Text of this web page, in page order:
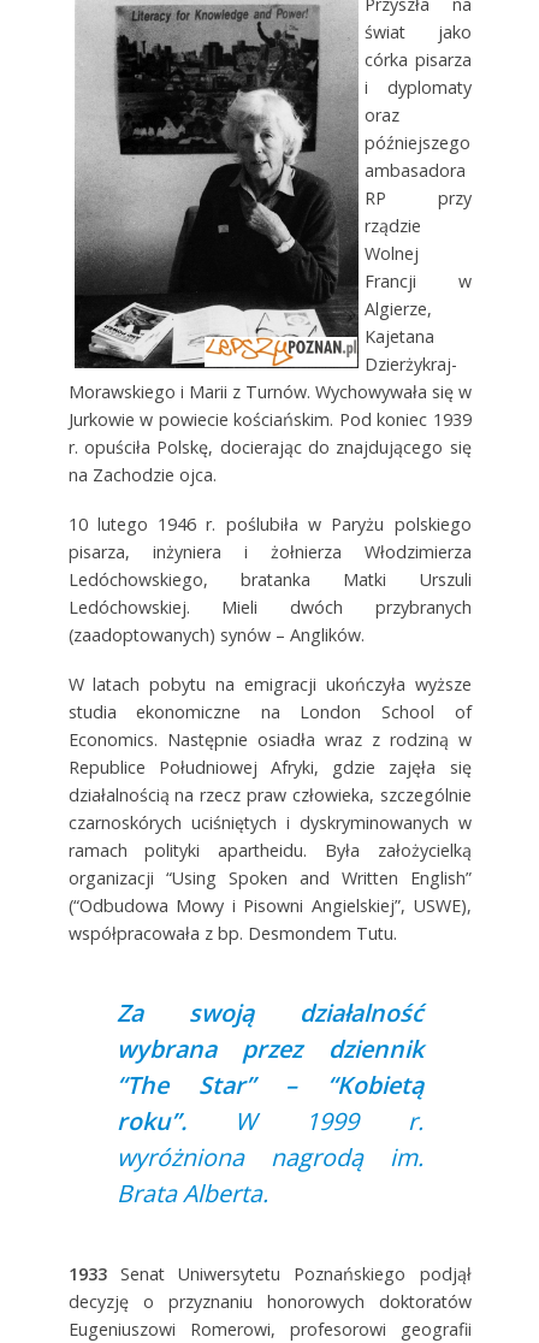
świat jako
córka pisarza
i dyplomaty
oraz
późniejszego
ambasadora
RP przy
rządzie
Wolnej
Francji w
Algierze,
Kajetana
Dzierżykraj-
Morawskiego i Marii z Turnów. Wychowywała się w
Jurkowie w powiecie kościańskim. Pod koniec 1939
r. opuściła Polskę, docierając do znajdującego się
na Zachodzie ojca.
10 lutego 1946 r. poślubiła w Paryżu polskiego
pisarza, inżyniera i żołnierza Włodzimierza
Ledóchowskiego, bratanka Matki Urszuli
Ledóchowskiej. Mieli dwóch przybranych
(zaadoptowanych) synów – Anglików.
W latach pobytu na emigracji ukończyła wyższe
studia ekonomiczne na London School of
Economics. Następnie osiadła wraz z rodziną w
Republice Południowej Afryki, gdzie zajęła się
działalnością na rzecz praw człowieka, szczególnie
czarnoskórych uciśniętych i dyskryminowanych w
ramach polityki apartheidu. Była założycielką
organizacji “Using Spoken and Written English”
(“Odbudowa Mowy i Pisowni Angielskiej”, USWE),
współpracowała z bp. Desmondem Tutu.
Za swoją działalność
wybrana przez dziennik
“The Star” – “Kobietą
roku”.W 1999 r.
wyróżniona nagrodą im.
Brata Alberta.
1933Senat Uniwersytetu Poznańskiego podjął
decyzję o przyznaniu honorowych doktoratów
Eugeniuszowi Romerowi, profesorowi geografii